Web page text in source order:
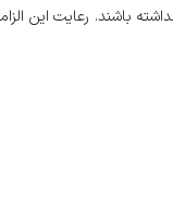
باشند. رعایت این